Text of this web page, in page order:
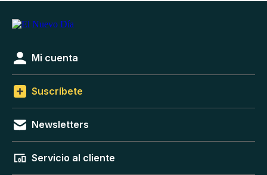
Mi cuenta
Suscríbete
Newsletters
Servicio al cliente